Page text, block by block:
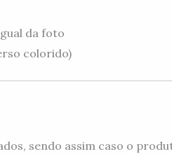
da foto
colorido)
sendo assim caso o